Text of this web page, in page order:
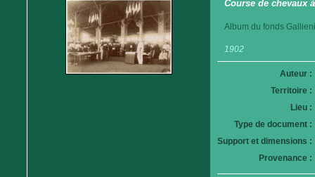
Course de chevaux
Album du fonds
1902
Auteur :
Territoire :
Lieu :
Type de document :
Support et dimensions :
Provenance :